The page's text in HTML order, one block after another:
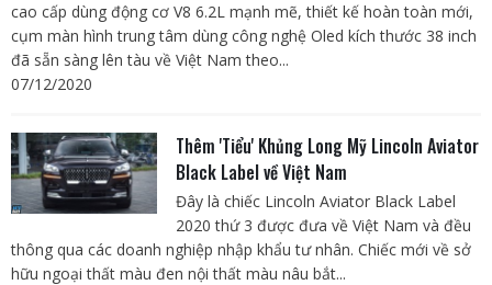
cao cấp dùng động cơ V8 6.2L mạnh mẽ, thiết kế hoàn toàn mới,
cụm màn hình trung tâm dùng công nghệ Oled kích thước 38 inch
đã sẵn sàng lên tàu về Việt Nam theo...
07/12/2020
Thêm 'Tiểu' Khủng Long Mỹ Lincoln Aviator
Black Label về Việt Nam
Đây là chiếc Lincoln Aviator Black Label
2020 thứ 3 được đưa về Việt Nam và đều
thông qua các doanh nghiệp nhập khẩu tư nhân. Chiếc mới về sở
hữu ngoại thất màu đen nội thất màu nâu bắt...